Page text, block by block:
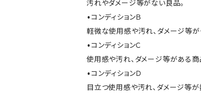
汚れやダメージ等がない良品。
•コンディションＢ
軽微な使用感や汚れ、ダメージ等
•コンディションＣ
使用感や汚れ、ダメージ等がある
•コンディションＤ
目立つ使用感や汚れ、ダメージ等